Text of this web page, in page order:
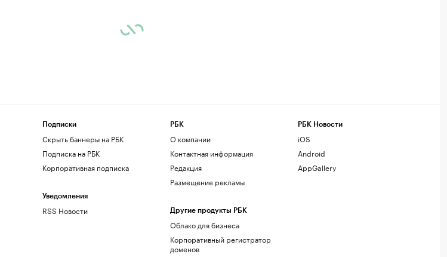
Подписки
Скрыть баннеры на РБК
Подписка на РБК
Корпоративная подписка
Уведомления
RSS Новости
РБК
О компании
Контактная информация
Редакция
Размещение рекламы
Другие продукты РБК
Облако для бизнеса
Корпоративный регистратор
доменов
РБК Новости
iOS
Android
AppGallery